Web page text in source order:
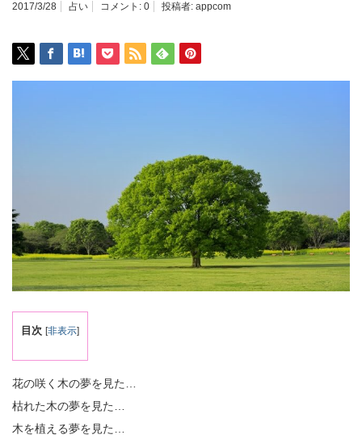
2017/3/28 占い コメント: 0 投稿者: appcom
目次 [非表示]
花の咲く木の夢を見た…
枯れた木の夢を見た…
木を植える夢を見た…